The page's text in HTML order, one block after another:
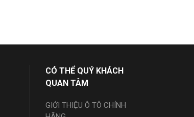
CÓ THỂ QUÝ KHÁCH
QUAN TÂM
GIỚI THIỆU Ô TÔ CHÍNH